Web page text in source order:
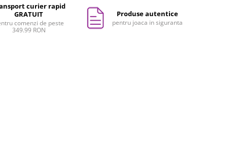
curier rapid
GRATUIT
comenzi de peste
349.99 RON
Produse autentice
pentru joaca in siguranta